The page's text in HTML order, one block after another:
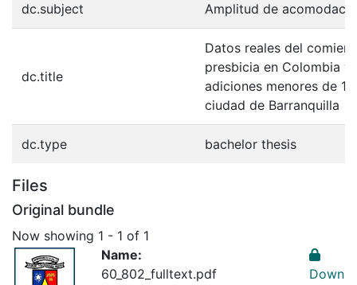
dc.subject Amplitud de
dc.title
Datos reales del
presbicia en Colombia y
adiciones menores de
ciudad de Barranquilla
dc.type bachelor thesis
Files
Original bundle
Now showing 1 - 1 of 1
Name:
60_802_fulltext.pdf
Down